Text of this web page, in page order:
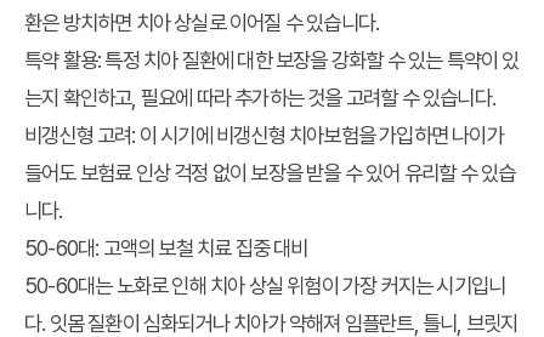
환은 방치하면 치아 상실로 이어질 수 있습니다.
특약 활용: 특정 치아 질환에 대한 보장을 강화할 수 있는 특약이 있
는지 확인하고, 필요에 따라 추가하는 것을 고려할 수 있습니다.
비갱신형 고려: 이 시기에 비갱신형 치아보험을 가입하면 나이가
들어도 보험료 인상 걱정 없이 보장을 받을 수 있어 유리할 수 있습
니다.
50-60대: 고액의 보철 치료 집중 대비
50-60대는 노화로 인해 치아 상실 위험이 가장 커지는 시기입니
다. 잇몸 질환이 심화되거나 치아가 약해져 임플란트, 틀니, 브릿지